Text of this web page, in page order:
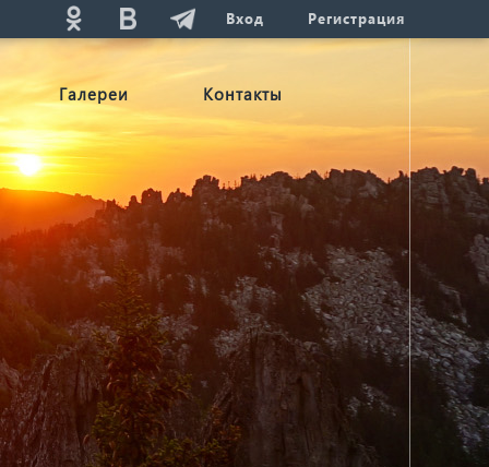
Вход Регистрация
Галереи Контакты